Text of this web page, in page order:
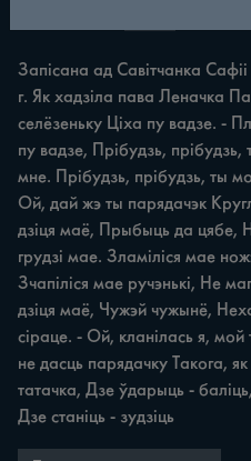
Запісана ад Савітчанка
г. Як хадзіла пава Леначка
селёзеньку Ціха пу вадзе. -
пу вадзе, Прібудзь, прібудзь,
мне. Прібудзь, прібудзь, ты
Ой, дай жэ ты парядачэк
дзіця маё, Прыбыць да цябе,
грудзі мае. Зламіліся мае
Зчапіліся мае ручэнькі, Не
дзіця маё, Чужэй чужынё,
сіраце. - Ой, кланілась я, мой
не дасць парядачку Такога,
татачка, Дзе ўдарыць -
Дзе станіць - зудзіць